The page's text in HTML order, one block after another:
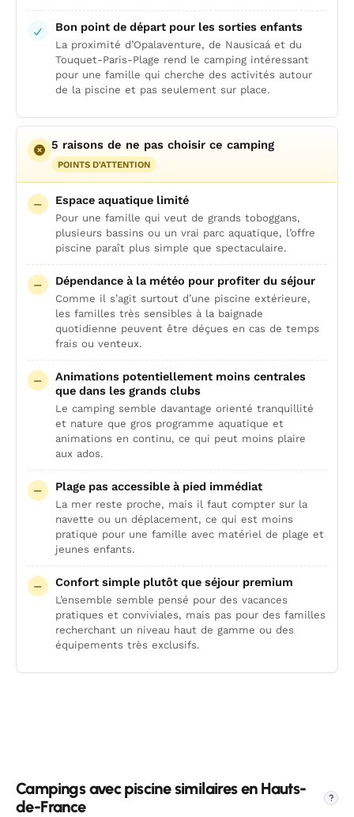
Bon point de départ pour les sorties enfants
La proximité d’Opalaventure, de Nausicaá et du
Touquet-Paris-Plage rend le camping intéressant
pour une famille qui cherche des activités autour
de la piscine et pas seulement sur place.
5 raisons de ne pas choisir ce camping
POINTS D'ATTENTION
Espace aquatique limité
Pour une famille qui veut de grands toboggans,
plusieurs bassins ou un vrai parc aquatique, l’offre
piscine paraît plus simple que spectaculaire.
Dépendance à la météo pour profiter du séjour
Comme il s’agit surtout d’une piscine extérieure,
les familles très sensibles à la baignade
quotidienne peuvent être déçues en cas de temps
frais ou venteux.
Animations potentiellement moins centrales
que dans les grands clubs
Le camping semble davantage orienté tranquillité
et nature que gros programme aquatique et
animations en continu, ce qui peut moins plaire
aux ados.
Plage pas accessible à pied immédiat
La mer reste proche, mais il faut compter sur la
navette ou un déplacement, ce qui est moins
pratique pour une famille avec matériel de plage et
jeunes enfants.
Confort simple plutôt que séjour premium
L’ensemble semble pensé pour des vacances
pratiques et conviviales, mais pas pour des familles
recherchant un niveau haut de gamme ou des
équipements très exclusifs.
Campings avec piscine similaires en Hauts-
de-France
?